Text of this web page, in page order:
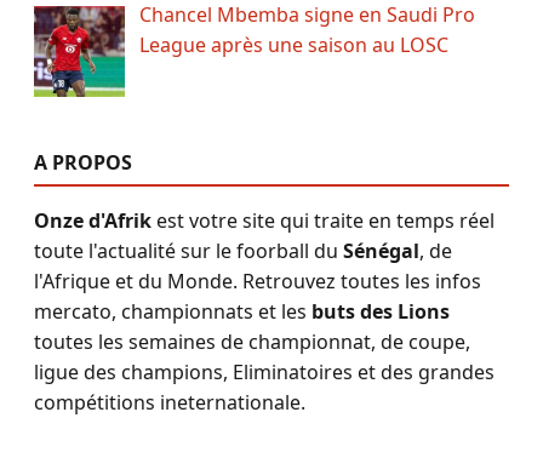
Chancel Mbemba signe en Saudi Pro
League après une saison au LOSC
A PROPOS
Onze d'Afrikest votre site qui traite en temps réel
toute l'actualité sur le foorball du Sénégal, de
l'Afrique et du Monde. Retrouvez toutes les infos
mercato, championnats et les buts des Lions
toutes les semaines de championnat, de coupe,
ligue des champions, Eliminatoires et des grandes
compétitions ineternationale.